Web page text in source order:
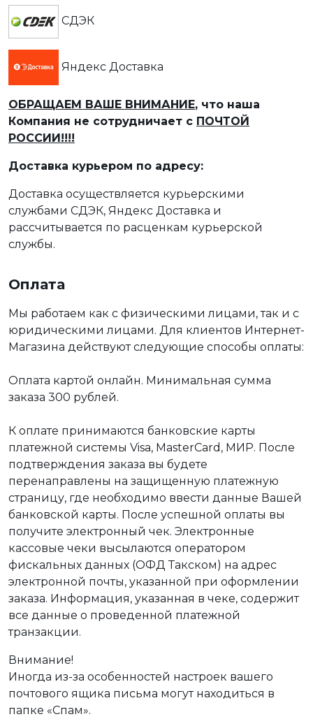
СДЭК
Яндекс Доставка
ОБРАЩАЕМ ВАШЕ ВНИМАНИЕ, что наша
Компания не сотрудничает с ПОЧТОЙ
РОССИИ!!!!
Доставка курьером по адресу:
Доставка осуществляется курьерскими
службами СДЭК, Яндекс Доставка и
рассчитывается по расценкам курьерской
службы.
Оплата
Мы работаем как с физическими лицами, так и с
юридическими лицами. Для клиентов Интернет-
Магазина действуют следующие способы оплаты:
Оплата картой онлайн. Минимальная сумма
заказа 300 рублей.
К оплате принимаются банковские карты
платежной системы Visa, MasterCard, МИР. После
подтверждения заказа вы будете
перенаправлены на защищенную платежную
страницу, где необходимо ввести данные Вашей
банковской карты. После успешной оплаты вы
получите электронный чек. Электронные
кассовые чеки высылаются оператором
фискальных данных (ОФД Такском) на адрес
электронной почты, указанной при оформлении
заказа. Информация, указанная в чеке, содержит
все данные о проведенной платежной
транзакции.
Внимание!
Иногда из-за особенностей настроек вашего
почтового ящика письма могут находиться в
папке «Спам».